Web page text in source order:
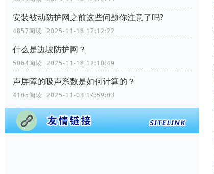
安装被动防护网之前这些问题你注意了吗?
4857阅读 2025-11-18 12:12:22
什么是边坡防护网？
5064阅读 2025-11-18 12:10:49
声屏障的吸声系数是如何计算的？
4105阅读 2025-11-03 19:59:03